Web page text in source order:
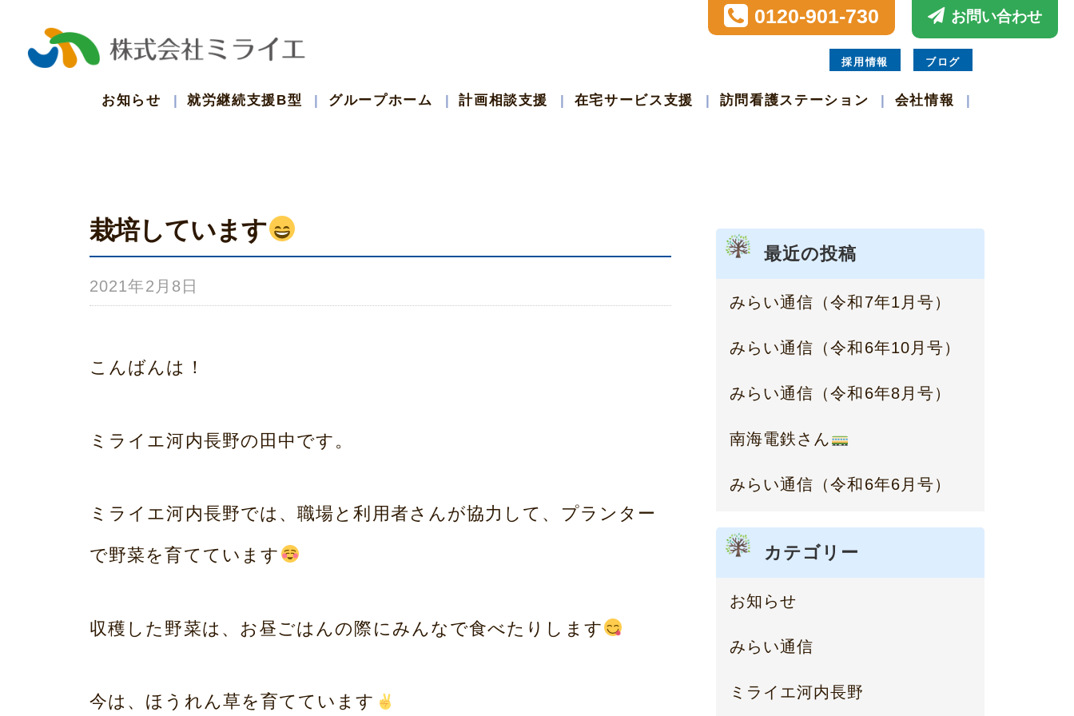
0120-901-730 お問い合わせ
お知らせ 就労継続支援B型 グループホーム 計画相談支援 在宅サービス支援 訪問看護ステーション 会社情報
ブログ
採用情報
栽培しています
2021年2月8日
い
ー
ム
本
こんばんは！
ミライエ河内長野の田中です。
ミライエ河内長野では、職場と利用者さんが協力して、プランター
で野菜を育てています
収穫した野菜は、お昼ごはんの際にみんなで食べたりします
今は、ほうれん草を育てています
最近の投稿
みらい通信（令和7年1月号）
みらい通信（令和6年10月号）
みらい通信（令和6年8月号）
南海電鉄さん
みらい通信（令和6年6月号）
カテゴリー
お知らせ
みらい通信
ミライエ河内長野